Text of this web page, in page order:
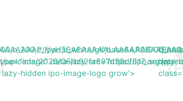
2026/06/b92fa897d38df617_org.jpg'
data-lazy-src='https://ipo.se/wp-
hidden ipo-image-logo grow'>
data-